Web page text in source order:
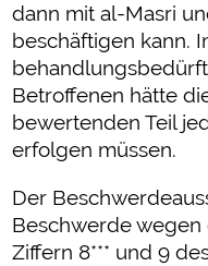
dann mit al-Masri
beschäftigen kann.
Betroffenen hätte
bewertenden Teil
erfolgen müssen.
Der
Beschwerde wegen
Ziffern 8*** und 9